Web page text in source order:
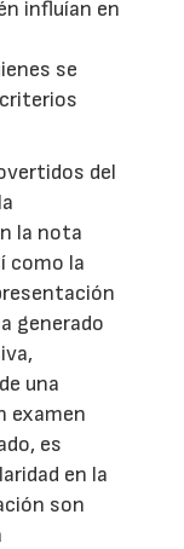
influían en
se
del
la nota
como la
generado
una
examen
es
en la
son